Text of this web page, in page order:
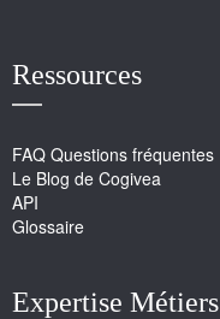
Ressources
FAQ Questions fréquentes
Le Blog de Cogivea
API
Glossaire
Expertise Métiers